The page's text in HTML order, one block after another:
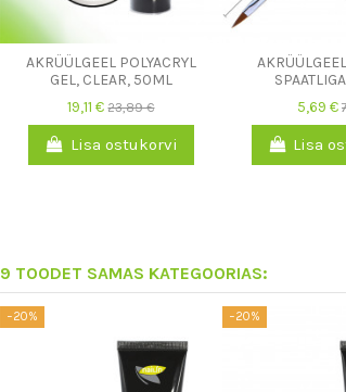
AKRÜÜLGEEL POLYACRYL
GEL, CLEAR, 50ML
19,11 €23,89 €
Lisa ostukorvi
5,69 €
Lisa
9 TOODET SAMAS KATEGOORIAS:
−20% −20%